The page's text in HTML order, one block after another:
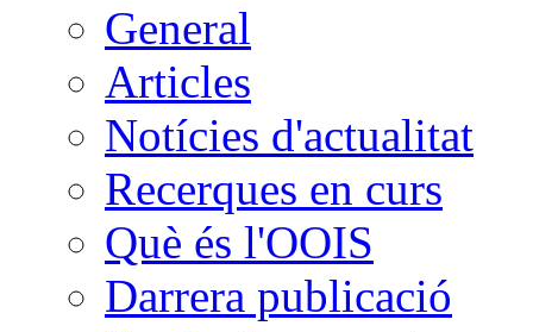
General
Articles
Notícies d'actualitat
Recerques en curs
Què és l'OOIS
Darrera publicació